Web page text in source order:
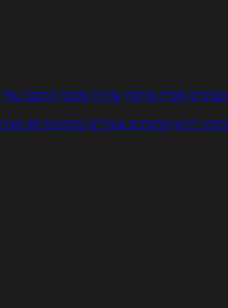
אפייה מוקפץ עוגיות פסטה מתכוני עוף
וידאו מתכונים עשירים מתכונים לפי